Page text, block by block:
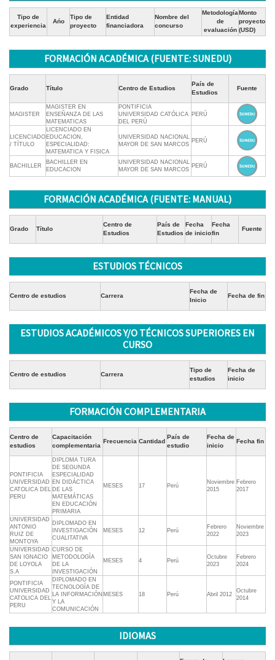
Tipo de
experiencia
Ańo
Tipo de
proyecto
Entidad
financiadora
Nombre del
concurso
Metodología
de
evaluación
Monto
proyecto
(USD)
FORMACIÓN ACADÉMICA (FUENTE: SUNEDU)
Grado Título Centro de Estudios
País de
Estudios
Fuente
MAGISTER
MAGISTER EN
ENSEÑANZA DE LAS
MATEMATICAS
PONTIFICIA
UNIVERSIDAD CATÓLICA
DEL PERÚ
PERÚ
LICENCIADO
/ TÍTULO
LICENCIADO EN
EDUCACION,
ESPECIALIDAD:
MATEMATICA Y FISICA
UNIVERSIDAD NACIONAL
MAYOR DE SAN MARCOS
PERÚ
BACHILLER
BACHILLER EN
EDUCACION
UNIVERSIDAD NACIONAL
MAYOR DE SAN MARCOS
PERÚ
FORMACIÓN ACADÉMICA (FUENTE: MANUAL)
Grado Título
Centro de
Estudios
País de
Estudios
Fecha
de inicio
Fecha
fin
Fuente
ESTUDIOS TÉCNICOS
Centro de estudios Carrera
Fecha de
Inicio
Fecha de fin
ESTUDIOS ACADÉMICOS Y/O TÉCNICOS SUPERIORES EN
CURSO
Centro de estudios Carrera
Tipo de
estudios
Fecha de
inicio
FORMACIÓN COMPLEMENTARIA
Centro de
estudios
Capacitación
complementaria
Frecuencia Cantidad
País de
estudio
Fecha de
inicio
Fecha fin
PONTIFICIA
UNIVERSIDAD
CATOLICA DEL
PERU
DIPLOMA TURA
DE SEGUNDA
ESPECIALIDAD
EN DIDÁCTICA
DE LAS
MATEMÁTICAS
EN EDUCACIÓN
PRIMARIA
MESES 17 Perú
Noviembre
2015
Febrero
2017
UNIVERSIDAD
ANTONIO
RUIZ DE
MONTOYA
DIPLOMADO EN
INVESTIGACIÓN
CUALITATIVA
MESES 12 Perú
Febrero
2022
Noviembre
2023
UNIVERSIDAD
SAN IGNACIO
DE LOYOLA
S.A
CURSO DE
METODOLOGÍA
DE LA
INVESTIGACIÓN
MESES 4 Perú
Octubre
2023
Febrero
2024
PONTIFICIA
UNIVERSIDAD
CATOLICA DEL
PERU
DIPLOMADO EN
TECNOLOGÍA DE
LA INFORMACIÓN
Y LA
COMUNICACIÓN
MESES 18 Perú Abril 2012
Octubre
2014
IDIOMAS